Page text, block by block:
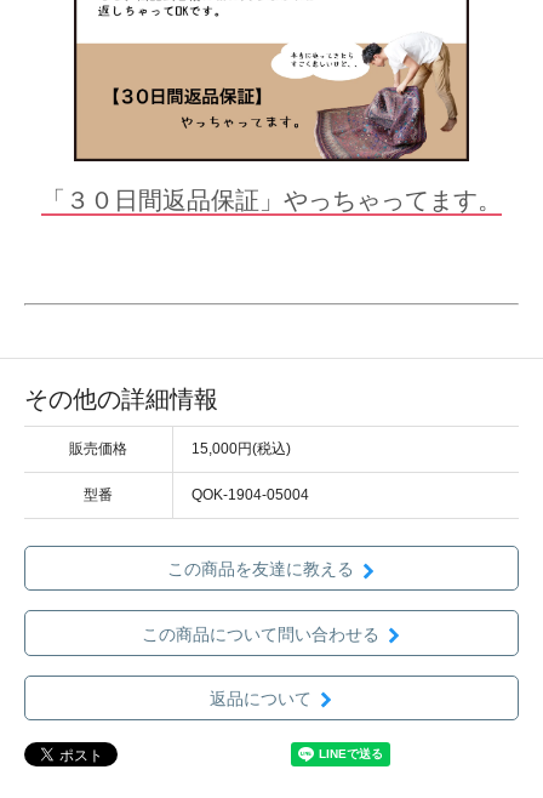
「３０日間返品保証」やっちゃってます。
その他の詳細情報
販売価格 15,000円(税込)
型番 QOK-1904-05004
この商品を友達に教える
この商品について問い合わせる
返品について